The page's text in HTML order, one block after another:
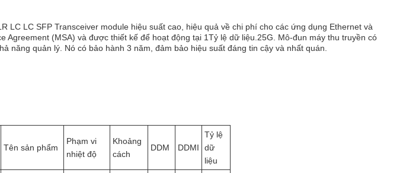
LC LC SFP Transceiver module hiệu suất cao, hiệu quả về chi phí cho các ứng dụng Ethernet và
Agreement (MSA) và được thiết kế để hoạt động tại 1Tỷ lệ dữ liệu.25G. Mô-đun máy thu truyền có
năng quản lý. Nó có bảo hành 3 năm, đảm bảo hiệu suất đáng tin cậy và nhất quán.
Tên sản phẩm
Phạm vi
nhiệt độ
Khoảng
cách
DDM DDMI
Tỷ lệ
dữ
liệu